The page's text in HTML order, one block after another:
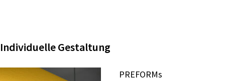
Individuelle Gestaltung
PREFORMs